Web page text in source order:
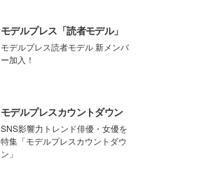
モデルプレス「読者モデル」
モデルプレス読者モデル 新メンバ
ー加入！
モデルプレスカウントダウン
SNS影響力トレンド俳優・女優を
特集「モデルプレスカウントダウ
ン」